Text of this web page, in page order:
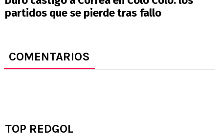
partidos que se pierde tras fallo
COMENTARIOS
TOP REDGOL